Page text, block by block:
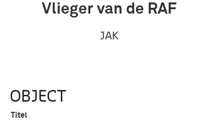
Vlieger van de RAF
JAK
OBJECT
Titel